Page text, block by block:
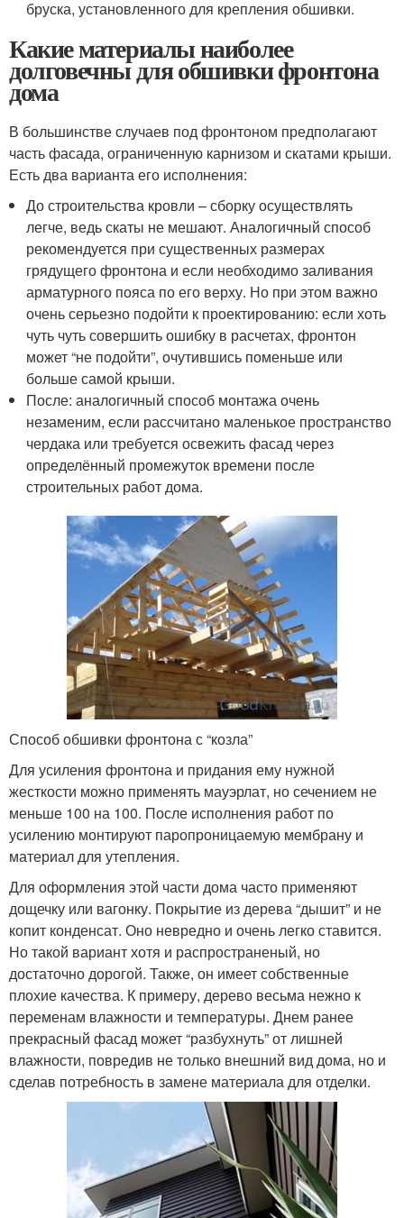
бруска, установленного для крепления обшивки.
Какие материалы наиболее
долговечны для обшивки фронтона
дома
В большинстве случаев под фронтоном предполагают
часть фасада, ограниченную карнизом и скатами крыши.
Есть два варианта его исполнения:
До строительства кровли – сборку осуществлять
легче, ведь скаты не мешают. Аналогичный способ
рекомендуется при существенных размерах
грядущего фронтона и если необходимо заливания
арматурного пояса по его верху. Но при этом важно
очень серьезно подойти к проектированию: если хоть
чуть чуть совершить ошибку в расчетах, фронтон
может “не подойти”, очутившись поменьше или
больше самой крыши.
После: аналогичный способ монтажа очень
незаменим, если рассчитано маленькое пространство
чердака или требуется освежить фасад через
определённый промежуток времени после
строительных работ дома.
Способ обшивки фронтона с “козла”
Для усиления фронтона и придания ему нужной
жесткости можно применять мауэрлат, но сечением не
меньше 100 на 100. После исполнения работ по
усилению монтируют паропроницаемую мембрану и
материал для утепления.
Для оформления этой части дома часто применяют
дощечку или вагонку. Покрытие из дерева “дышит” и не
копит конденсат. Оно невредно и очень легко ставится.
Но такой вариант хотя и распространеный, но
достаточно дорогой. Также, он имеет собственные
плохие качества. К примеру, дерево весьма нежно к
переменам влажности и температуры. Днем ранее
прекрасный фасад может “разбухнуть” от лишней
влажности, повредив не только внешний вид дома, но и
сделав потребность в замене материала для отделки.